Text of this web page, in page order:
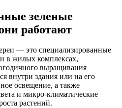
зеленые
работают
— это специализированные
в жилых комплексах,
выращивания
внутри здания или на его
освещение, а также
и микро-климатические
растений.